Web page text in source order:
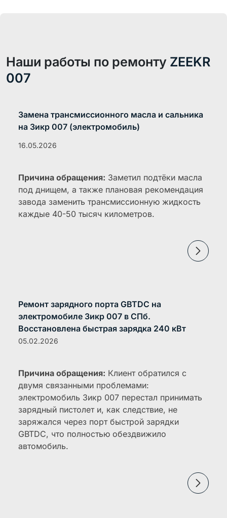
Наши работы по ремонту ZEEKR
007
Замена трансмиссионного масла и сальника
на Зикр 007 (электромобиль)
16.05.2026
Причина обращения: Заметил подтёки масла
под днищем, а также плановая рекомендация
завода заменить трансмиссионную жидкость
каждые 40-50 тысяч километров.
Ремонт зарядного порта GBTDC на
электромобиле Зикр 007 в СПб.
Восстановлена быстрая зарядка 240 кВт
05.02.2026
Причина обращения: Клиент обратился с
двумя связанными проблемами:
электромобиль Зикр 007 перестал принимать
зарядный пистолет и, как следствие, не
заряжался через порт быстрой зарядки
GBTDC, что полностью обездвижило
автомобиль.